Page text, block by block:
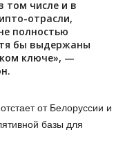
том числе и в
отрасли,
полностью
бы выдержаны
ключе», —
от Белоруссии и
базы для